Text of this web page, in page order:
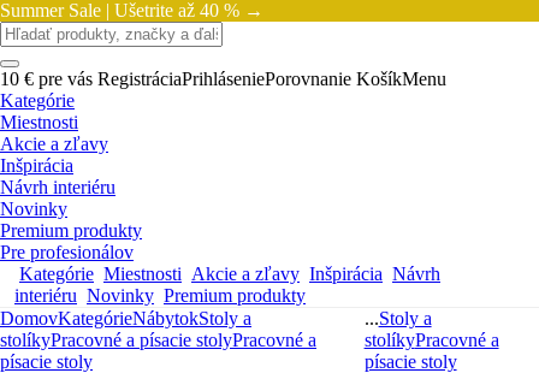
Summer Sale | Ušetrite až 40 % →
10 € pre vás RegistráciaPrihláseniePorovnanie KošíkMenu
Kategórie
Miestnosti
Akcie a zľavy
Inšpirácia
Návrh interiéru
Novinky
Premium produkty
Pre profesionálov
Kategórie Miestnosti Akcie a zľavy Inšpirácia Návrh
interiéru Novinky Premium produkty
DomovKategórieNábytokStoly a
stolíkyPracovné a písacie stolyPracovné a
písacie stoly
...Stoly a
stolíkyPracovné a
písacie stoly